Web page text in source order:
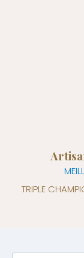
TRIPLE